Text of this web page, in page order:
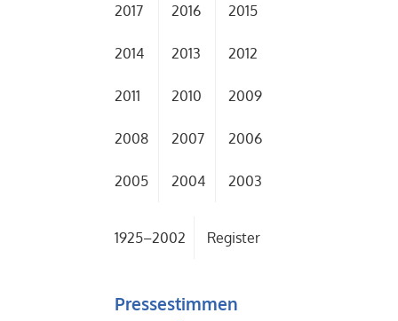
2017 2016 2015
2014 2013 2012
2011 2010 2009
2008 2007 2006
2005 2004 2003
1925–2002 Register
Pressestimmen